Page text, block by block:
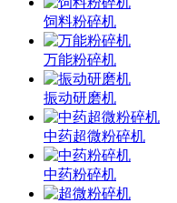
饲料粉碎机
万能粉碎机
振动研磨机
中药超微粉碎机
中药粉碎机